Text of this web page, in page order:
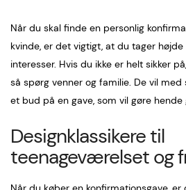
Når du skal finde en personlig
kvinde, er det vigtigt, at du tager
interesser. Hvis du ikke er helt sikker
så spørg venner og familie. De vil
et bud på en gave, som vil gøre hende
Designklassikere til
teenageværelset og